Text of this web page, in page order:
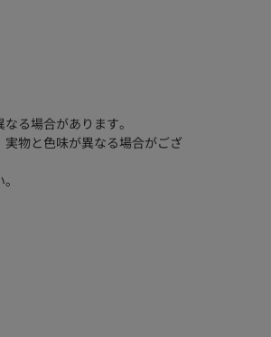
る場合があります。
物と色味が異なる場合がござ